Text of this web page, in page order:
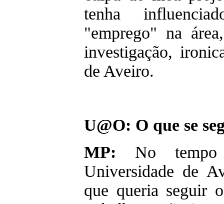
tenha
"emprego" na
investigação,
de Aveiro.
U@O: O que se
MP: No
Universidade de
que queria seguir